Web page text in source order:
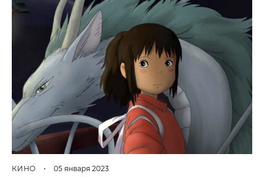
КИНО • 05 января 2023